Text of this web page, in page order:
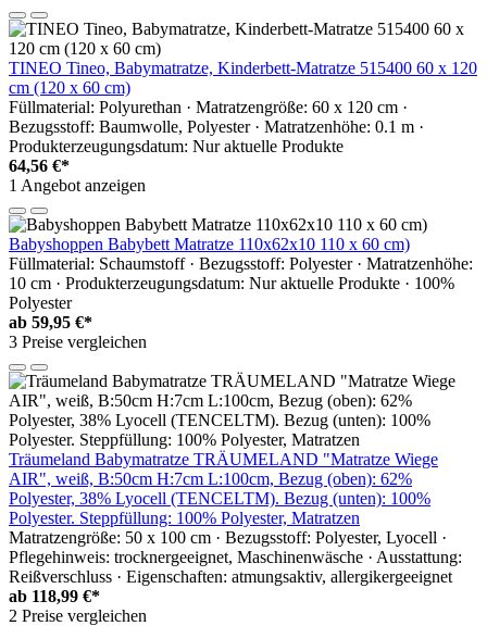
TINEO Tineo, Babymatratze, Kinderbett-Matratze 515400 60 x 120
cm (120 x 60 cm)
Füllmaterial: Polyurethan · Matratzengröße: 60 x 120 cm ·
Bezugsstoff: Baumwolle, Polyester · Matratzenhöhe: 0.1 m ·
Produkterzeugungsdatum: Nur aktuelle Produkte
64,56 €*
1 Angebot anzeigen
Babyshoppen Babybett Matratze 110x62x10 110 x 60 cm)
Füllmaterial: Schaumstoff · Bezugsstoff: Polyester · Matratzenhöhe:
10 cm · Produkterzeugungsdatum: Nur aktuelle Produkte · 100%
Polyester
ab 59,95 €*
3 Preise vergleichen
Träumeland Babymatratze TRÄUMELAND "Matratze Wiege
AIR", weiß, B:50cm H:7cm L:100cm, Bezug (oben): 62%
Polyester, 38% Lyocell (TENCELTM). Bezug (unten): 100%
Polyester. Steppfüllung: 100% Polyester, Matratzen
Matratzengröße: 50 x 100 cm · Bezugsstoff: Polyester, Lyocell ·
Pflegehinweis: trocknergeeignet, Maschinenwäsche · Ausstattung:
Reißverschluss · Eigenschaften: atmungsaktiv, allergikergeeignet
ab 118,99 €*
2 Preise vergleichen